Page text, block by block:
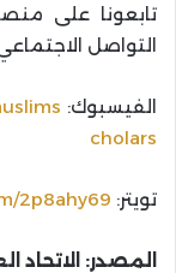
تابعونا على
التواصل
الفيسبوك:
cholars
تويتر: 2p8ahy69
المصدر: الاتحاد